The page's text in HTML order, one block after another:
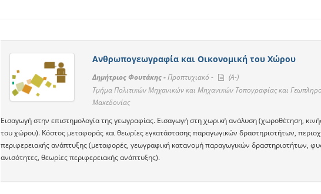
Ανθρωπογεωγραφία και Οικονομική του Χώρου
Δημήτριος Φουτάκης -Προπτυχιακό -
(A-)
Τμήμα Πολιτικών Μηχανικών και Μηχανικών Τοπογραφίας και
Μακεδονίας
Εισαγωγή στην επιστημολογία της γεωγραφίας. Εισαγωγή στη χωρική ανάλυση (χωροθέτηση,
του χώρου). Κόστος μεταφοράς και θεωρίες εγκατάστασης παραγωγικών δραστηριοτήτων,
περιφερειακής ανάπτυξης (μεταφορές, γεωγραφική κατανομή παραγωγικών δραστηριοτήτων,
ανισότητες, θεωρίες περιφερειακής ανάπτυξης).